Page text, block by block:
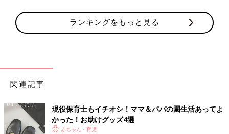
ランキングをもっと見る
関連記事
現役保育士もイチオシ！ママ＆パパの園生活あってよ
かった！お助けグッズ4選
赤ちゃん・育児